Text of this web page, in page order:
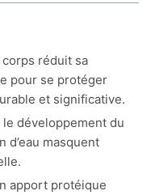
corps réduit sa
pour se protéger
et significative.
le développement du
d’eau masquent
apport protéique